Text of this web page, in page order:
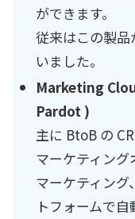
ができます。
従来はこの製
いました。
Marketing
Pardot )
主に BtoB の
マーケティング
マーケティン
トフォームで自